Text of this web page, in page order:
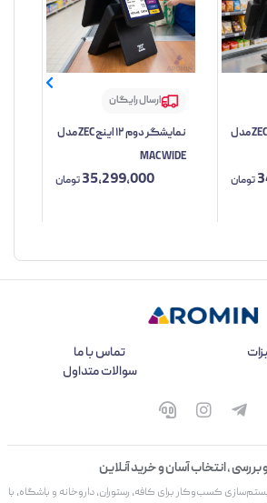
نمایشگر دوم 10 اینچ ZEC مدل
تومان
ارسال رایگان
نمایشگر دوم ۱۲ اینچ ZEC مدل
MAC WIDE
35,299,000تومان
تماس با ما
سوالات متداول
، انتخاب آسان و خرید آنلاین
کسب‌وکار برای کافه، رستوران، داروخانه و باشگاه، با